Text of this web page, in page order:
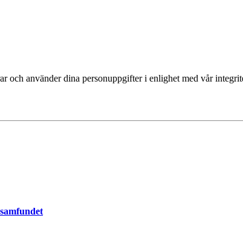
och använder dina personuppgifter i enlighet med vår